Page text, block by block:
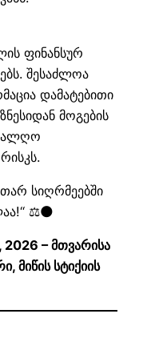
ფინანსურ
შესაძლოა
დამატებითი
მოგების
ალღო
სიღრმეებში
⚖️🌑
2026 – მთვარისა
მიწის სტიქიის